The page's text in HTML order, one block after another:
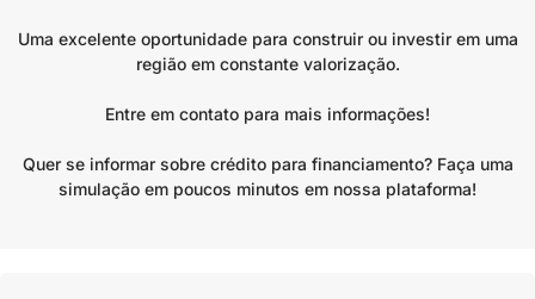
Uma excelente oportunidade para construir ou investir em uma
região em constante valorização.
Entre em contato para mais informações!
Quer se informar sobre crédito para financiamento? Faça uma
simulação em poucos minutos em nossa plataforma!